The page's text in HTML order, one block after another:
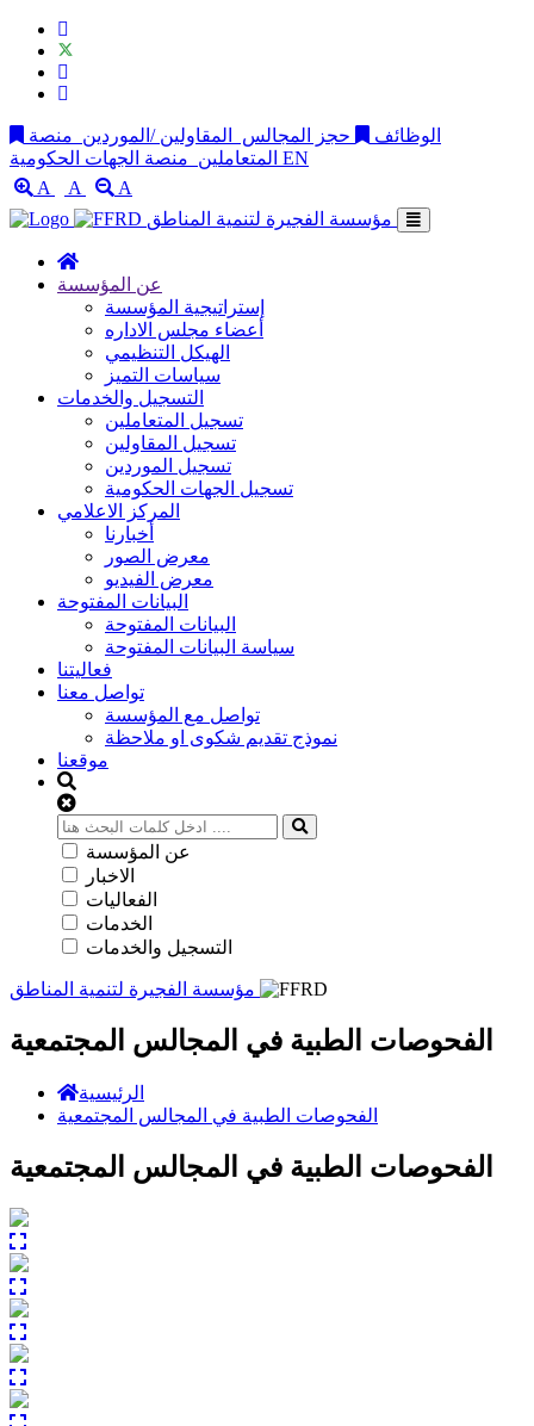
الوظائف حجز المجالس المقاولين /الموردين منصة
المتعاملين EN
A
A
A
عن المؤسسة
إستراتيجية المؤسسة
أعضاء مجلس الاداره
الهيكل التنظيمي
سياسات التميز
التسجيل والخدمات
تسجيل المتعاملين
تسجيل المقاولين
تسجيل الموردين
تسجيل الجهات الحكومية
المركز الاعلامي
أخبارنا
معرض الصور
معرض الفيديو
البيانات المفتوحة
البيانات المفتوحة
سياسة البيانات المفتوحة
فعاليتنا
تواصل معنا
تواصل مع المؤسسة
نموذج تقديم شكوى او ملاحظة
موقعنا
عن المؤسسة
الاخبار
الفعاليات
الخدمات
التسجيل والخدمات
الفحوصات الطبية في المجالس المجتمعية
الرئيسية
الفحوصات الطبية في المجالس المجتمعية
الفحوصات الطبية في المجالس المجتمعية